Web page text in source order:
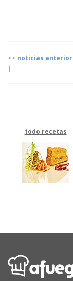
<< noticias anterior
todo recetas